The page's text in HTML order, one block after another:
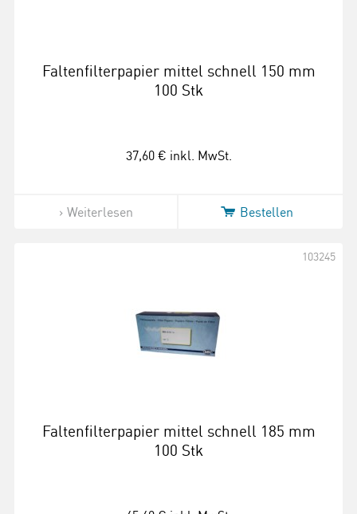
Faltenfilterpapier mittel schnell 150 mm
100 Stk
37,60 € inkl. MwSt.
Weiterlesen Bestellen
Faltenfilterpapier mittel schnell 185 mm
100 Stk
103245